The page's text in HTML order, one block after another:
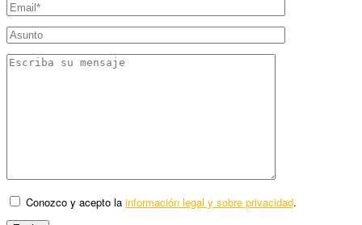
Conozco y acepto la información legal y sobre privacidad.